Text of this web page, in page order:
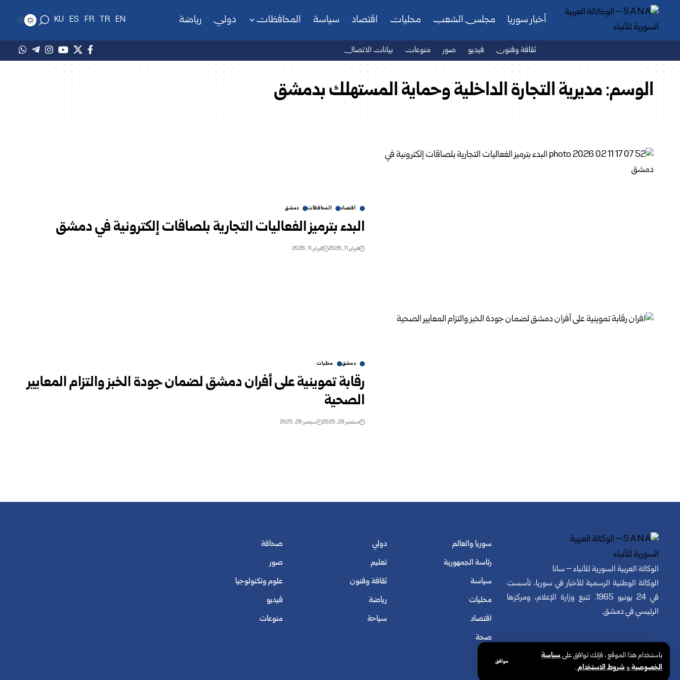
باستخدام هذا الموقع ، فإنك توافق علىسياسة
الخصوصيةوشروط الاستخدام.
موافق
أخبار سوريا مجلس الشعب محليات اقتصاد سياسة المحافظات دولي رياضة EN
TR
FR
ES
KU
ثقافة وفنون فيديو صور منوعات بيانات الاتصال
الوسم:مديرية التجارة الداخلية وحماية المستهلك بدمشق
اقتصاد المحافظات دمشق
البدء بترميز الفعاليات التجارية بلصاقات إلكترونية في دمشق
فبراير 11, 2026 فبراير 11, 2026
دمشق محليات
رقابة تموينية على أفران دمشق لضمان جودة الخبز والتزام المعايير
الصحية
سبتمبر 28, 2025 سبتمبر 28, 2025
الوكالة العربية السورية للأنباء – سانا
الوكالة الوطنية الرسمية للأخبار في سوريا، تأسست
في 24 يونيو 1965. تتبع وزارة الإعلام، ومركزها
الرئيسي في دمشق.
سوريا والعالم
رئاسة الجمهورية
سياسة
محليات
اقتصاد
صحة
دولي
تعليم
ثقافة وفنون
رياضة
سياحة
صحافة
صور
علوم وتكنولوجيا
فيديو
منوعات